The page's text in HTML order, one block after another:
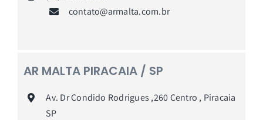
contato@armalta.com.br
AR MALTA PIRACAIA / SP
Av. Dr Condido Rodrigues ,260 Centro , Piracaia
SP